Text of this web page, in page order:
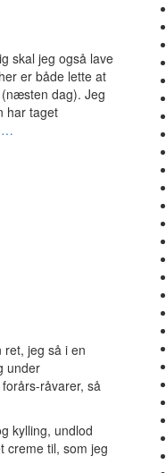
skal jeg også lave
er både lette at
dag). Jeg
har taget
…
jeg så i en
under
råvarer, så
kylling, undlod
creme til, som jeg